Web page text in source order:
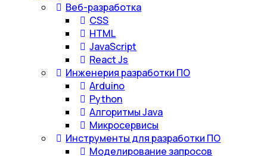
Веб-разработка
CSS
HTML
JavaScript
React Js
Инженерия разработки ПО
Arduino
Python
Алгоритмы Java
Микросервисы
Инструменты для разработки ПО
Моделирование запросов